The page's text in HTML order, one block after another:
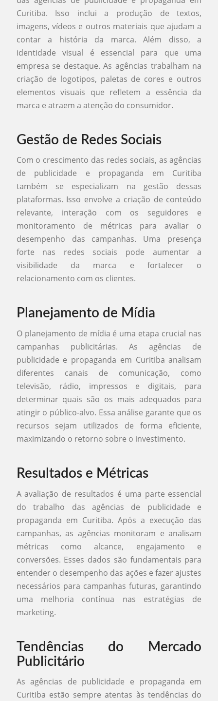
Curitiba. Isso inclui a produção de textos,
imagens, vídeos e outros materiais que ajudam a
contar a história da marca. Além disso, a
identidade visual é essencial para que uma
empresa se destaque. As agências trabalham na
criação de logotipos, paletas de cores e outros
elementos visuais que refletem a essência da
marca e atraem a atenção do consumidor.
Gestão de Redes Sociais
Com o crescimento das redes sociais, as agências
de publicidade e propaganda em Curitiba
também se especializam na gestão dessas
plataformas. Isso envolve a criação de conteúdo
relevante, interação com os seguidores e
monitoramento de métricas para avaliar o
desempenho das campanhas. Uma presença
forte nas redes sociais pode aumentar a
visibilidade da marca e fortalecer o
relacionamento com os clientes.
Planejamento de Mídia
O planejamento de mídia é uma etapa crucial nas
campanhas publicitárias. As agências de
publicidade e propaganda em Curitiba analisam
diferentes canais de comunicação, como
televisão, rádio, impressos e digitais, para
determinar quais são os mais adequados para
atingir o público-alvo. Essa análise garante que os
recursos sejam utilizados de forma eficiente,
maximizando o retorno sobre o investimento.
Resultados e Métricas
A avaliação de resultados é uma parte essencial
do trabalho das agências de publicidade e
propaganda em Curitiba. Após a execução das
campanhas, as agências monitoram e analisam
métricas como alcance, engajamento e
conversões. Esses dados são fundamentais para
entender o desempenho das ações e fazer ajustes
necessários para campanhas futuras, garantindo
uma melhoria contínua nas estratégias de
marketing.
Tendências do Mercado
Publicitário
As agências de publicidade e propaganda em
Curitiba estão sempre atentas às tendências do